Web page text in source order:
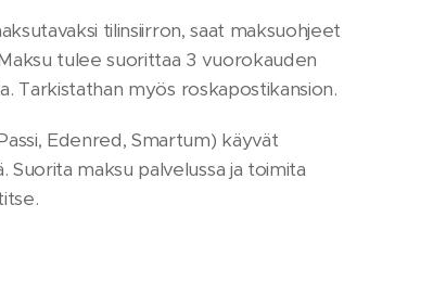
tilinsiirron, saat maksuohjeet
tulee suorittaa 3 vuorokauden
Tarkistathan myös roskapostikansion.
Edenred, Smartum) käyvät
Suorita maksu palvelussa ja toimita